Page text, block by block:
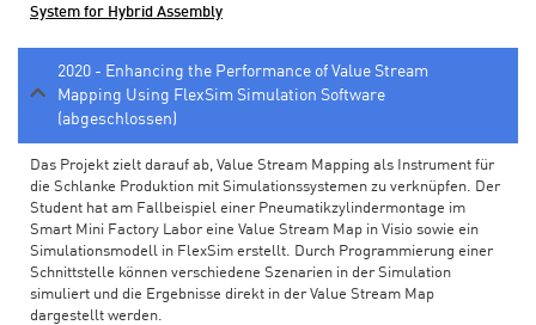
System for Hybrid Assembly
2020 - Enhancing the Performance of Value Stream
Mapping Using FlexSim Simulation Software
(abgeschlossen)
Das Projekt zielt darauf ab, Value Stream Mapping als Instrument für
die Schlanke Produktion mit Simulationssystemen zu verknüpfen. Der
Student hat am Fallbeispiel einer Pneumatikzylindermontage im
Smart Mini Factory Labor eine Value Stream Map in Visio sowie ein
Simulationsmodell in FlexSim erstellt. Durch Programmierung einer
Schnittstelle können verschiedene Szenarien in der Simulation
simuliert und die Ergebnisse direkt in der Value Stream Map
dargestellt werden.